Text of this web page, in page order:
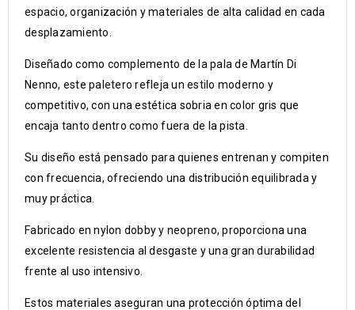
espacio, organización y materiales de alta calidad en cada
desplazamiento.
Diseñado como complemento de la pala de Martín Di
Nenno, este paletero refleja un estilo moderno y
competitivo, con una estética sobria en color gris que
encaja tanto dentro como fuera de la pista.
Su diseño está pensado para quienes entrenan y compiten
con frecuencia, ofreciendo una distribución equilibrada y
muy práctica.
Fabricado en nylon dobby y neopreno, proporciona una
excelente resistencia al desgaste y una gran durabilidad
frente al uso intensivo.
Estos materiales aseguran una protección óptima del